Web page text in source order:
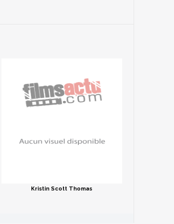
Kristin Scott Thomas